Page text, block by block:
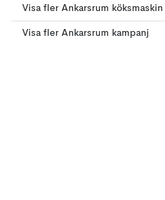
Visa fler Ankarsrum köksmaskin
Visa fler Ankarsrum kampanj